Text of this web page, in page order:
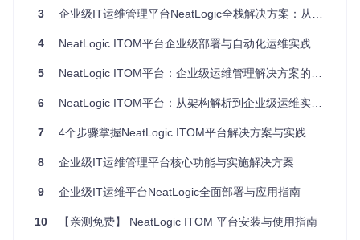
Java版
本
JDK 8+ OpenJDK 8u342
内存容量 4GB RAM 8GB RAM
磁盘空间
50GB可用空
间
100GB SSD
数据库 MySQL 5.7+
MySQL 8.0.27
Web服务
Tomcat 9.0.x Tomcat 9.0.75
前端服务
3 企业级IT运维管理平台NeatLogic全栈解决方案：从部署到实战
4 NeatLogic ITOM平台企业级部署与自动化运维实践指南
5 NeatLogic ITOM平台：企业级运维管理解决方案的核心价值与落地实践
6 NeatLogic ITOM平台：从架构解析到企业级运维实践指南
7 4个步骤掌握NeatLogic ITOM平台解决方案与实践
8 企业级IT运维管理平台核心功能与实施解决方案
9 企业级IT运维平台NeatLogic全面部署与应用指南
10 【亲测免费】 NeatLogic ITOM 平台安装与使用指南